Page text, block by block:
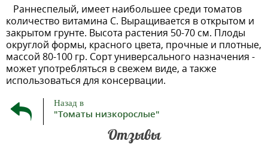
Раннеспелый, имеет наибольшее среди томатов
количество витамина С. Выращивается в открытом и
закрытом грунте. Высота растения 50-70 см. Плоды
округлой формы, красного цвета, прочные и плотные,
массой 80-100 гр. Сорт универсального назначения -
может употребляться в свежем виде, а также
использоваться для консервации.
Назад в
"Томаты низкорослые"
Отзывы